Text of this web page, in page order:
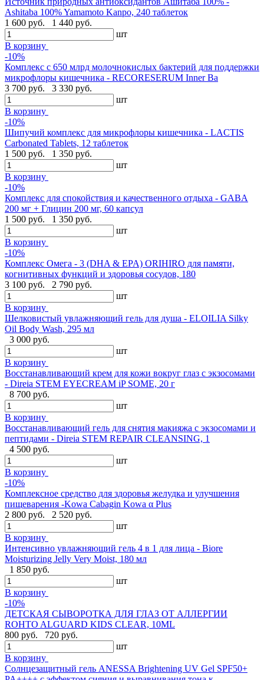
Ashitaba 100% Yamamoto Kanpo, 240 таблеток
1 600 руб.
1 440 руб.
шт
В корзину
-10%
Комплекс с 650 млрд молочнокислых бактерий для поддержки
микрофлоры кишечника - RECORESERUM Inner Ba
3 700 руб.
3 330 руб.
шт
В корзину
-10%
Шипучий комплекс для микрофлоры кишечника - LACTIS
Carbonated Tablets, 12 таблеток
1 500 руб.
1 350 руб.
шт
В корзину
-10%
Комплекс для спокойствия и качественного отдыха - GABA
200 мг + Глицин 200 мг, 60 капсул
1 500 руб.
1 350 руб.
шт
В корзину
-10%
Комплекс Омега - 3 (DHA & EPA) ORIHIRO для памяти,
когнитивных функций и здоровья сосудов, 180
3 100 руб.
2 790 руб.
шт
В корзину
Шелковистый увлажняющий гель для душа - ELOILIA Silky
Oil Body Wash, 295 мл
3 000 руб.
шт
В корзину
Восстанавливающий крем для кожи вокруг глаз с экзосомами
- Direia STEM EYECREAM iP SOME, 20 г
8 700 руб.
шт
В корзину
Восстанавливающий гель для снятия макияжа с экзосомами и
пептидами - Direia STEM REPAIR CLEANSING, 1
4 500 руб.
шт
В корзину
-10%
Комплексное средство для здоровья желудка и улучшения
пищеварения -Kowa Cabagin Kowa α Plus
2 800 руб.
2 520 руб.
шт
В корзину
Интенсивно увлажняющий гель 4 в 1 для лица - Biore
Moisturizing Jelly Very Moist, 180 мл
1 850 руб.
шт
В корзину
-10%
ДЕТСКАЯ СЫВОРОТКА ДЛЯ ГЛАЗ ОТ АЛЛЕРГИИ
ROHTO ALGUARD KIDS CLEAR, 10ML
800 руб.
720 руб.
шт
В корзину
Солнцезащитный гель ANESSA Brightening UV Gel SPF50+